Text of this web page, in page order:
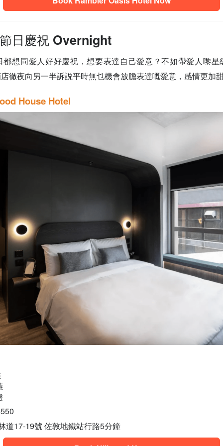
日慶祝 Overnight
都想同愛人好好慶祝，想要表達自己愛意？不如帶愛人嚟星
徹夜向另一半訴説平時無乜機會放膽表達嘅愛意，感情更加
House Hotel
道17-19號 佐敦地鐵站行路5分鐘